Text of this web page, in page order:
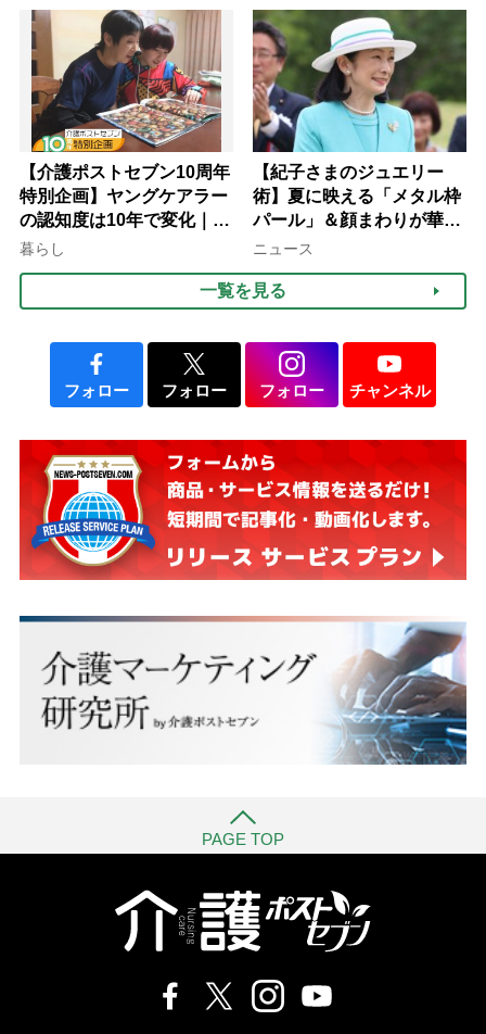
【介護ポストセブン10周年
特別企画】ヤングケアラー
の認知度は10年で変化｜流
行語大賞にノミネート、法
暮らし
【紀子さまのジュエリー
術】夏に映える「メタル枠
パール」＆顔まわりが華や
ぐ「揺れる一粒」の使い分
ニュース
一覧を見る
フォロー フォロー フォロー チャンネル
PAGE TOP